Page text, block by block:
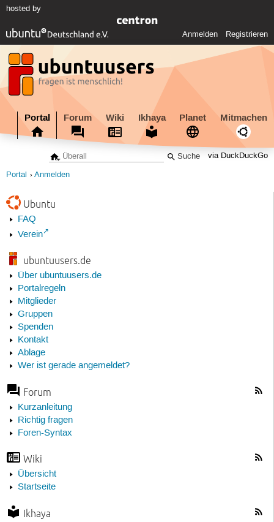
hosted by
Anmelden Registrieren
Portal Forum Wiki Ikhaya Planet Mitmachen
via DuckDuckGo
Portal Anmelden
Ubuntu
FAQ
Verein
ubuntuusers.de
Über ubuntuusers.de
Portalregeln
Mitglieder
Gruppen
Spenden
Kontakt
Ablage
Wer ist gerade angemeldet?
Forum
Kurzanleitung
Richtig fragen
Foren-Syntax
Wiki
Übersicht
Startseite
Ikhaya